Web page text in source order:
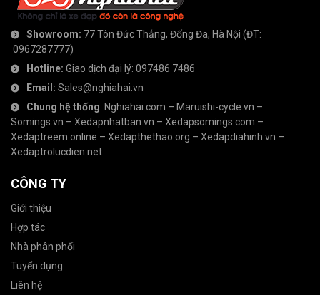
Showroom: 77 Tôn Đức Thắng, Đống Đa, Hà Nội (ĐT:
0967287777)
Hotline: Giao dịch đại lý: 097486 7486
Email: Sales@nghiahai.vn
Chung hệ thống: Nghiahai.com – Maruishi-cycle.vn –
Somings.vn – Xedapnhatban.vn – Xedapsomings.com –
Xedaptreem.online – Xedapthethao.org – Xedapdiahinh.vn –
Xedaptrolucdien.net
CÔNG TY
Giới thiệu
Hợp tác
Nhà phân phối
Tuyển dụng
Liên hệ